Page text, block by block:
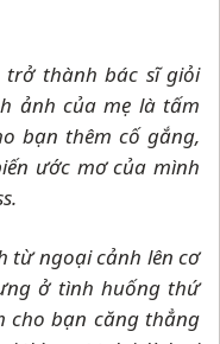
trở thành bác sĩ giỏi
ảnh của mẹ là tấm
bạn thêm cố gắng,
ước mơ của mình
từ ngoại cảnh lên cơ
ở tình huống thứ
cho bạn căng thẳng